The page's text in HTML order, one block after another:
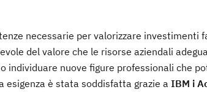
necessarie per valorizzare investimenti
del valore che le risorse aziendali
individuare nuove figure professionali che
è stata soddisfatta grazie a IBM i